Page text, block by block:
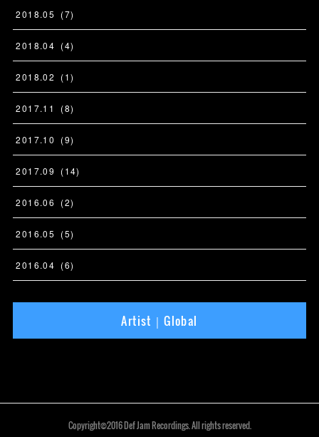
2018.05 (7)
2018.04 (4)
2018.02 (1)
2017.11 (8)
2017.10 (9)
2017.09 (14)
2016.06 (2)
2016.05 (5)
2016.04 (6)
Artist｜Global
Copyright©2016 Def Jam Recordings. All rights reserved.